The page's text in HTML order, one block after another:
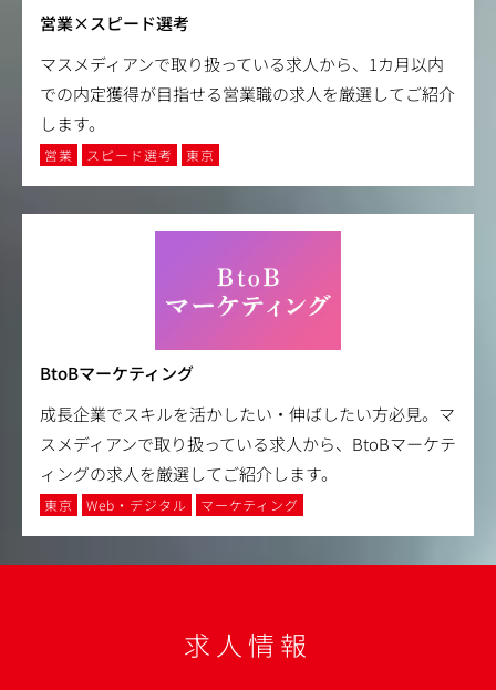
営業×スピード選考
マスメディアンで取り扱っている求人から、1カ月以内
での内定獲得が目指せる営業職の求人を厳選してご紹介
します。
営業 スピード選考 東京
BtoBマーケティング
成長企業でスキルを活かしたい・伸ばしたい方必見。マ
スメディアンで取り扱っている求人から、BtoBマーケテ
ィングの求人を厳選してご紹介します。
東京 Web・デジタル マーケティング
求人情報